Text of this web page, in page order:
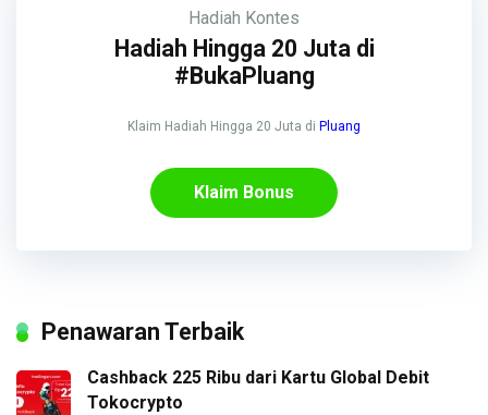
Hadiah Kontes
Hadiah Hingga 20 Juta di
#BukaPluang
Klaim Hadiah Hingga 20 Juta di Pluang
Klaim Bonus
Penawaran Terbaik
Cashback 225 Ribu dari Kartu Global Debit
Tokocrypto